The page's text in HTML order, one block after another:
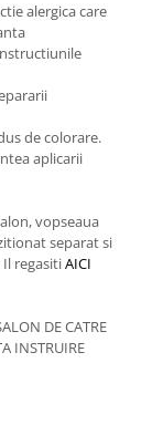
alergica care
de colorare.
aplicarii
vopseaua
separat si
regasitiAICI
DE CATRE
INSTRUIRE